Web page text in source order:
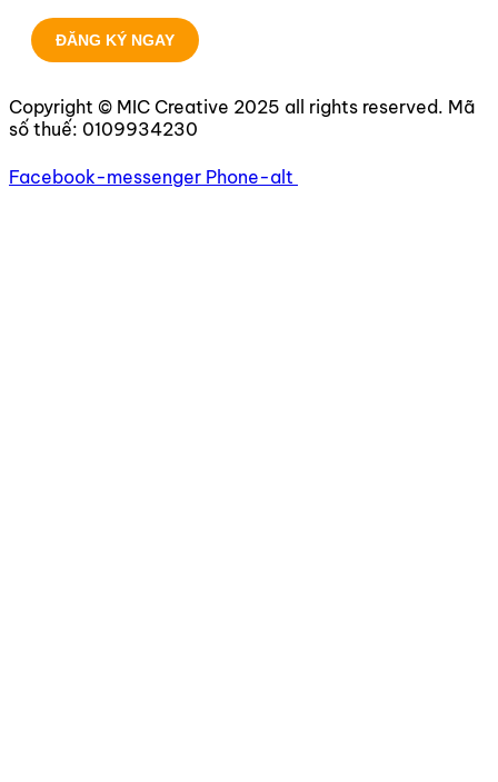
Copyright © MIC Creative 2025 all rights reserved. Mã
số thuế: 0109934230
Facebook-messenger Phone-alt